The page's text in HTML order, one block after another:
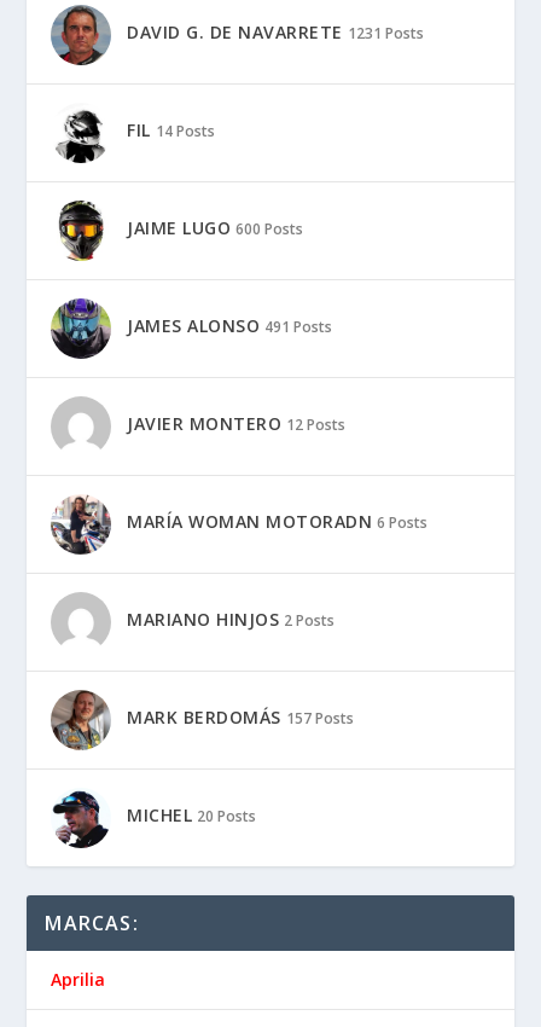
DAVID G. DE NAVARRETE 1231 Posts
FIL 14 Posts
JAIME LUGO 600 Posts
JAMES ALONSO 491 Posts
JAVIER MONTERO 12 Posts
MARÍA WOMAN MOTORADN 6 Posts
MARIANO HINJOS 2 Posts
MARK BERDOMÁS 157 Posts
MICHEL 20 Posts
MARCAS:
Aprilia